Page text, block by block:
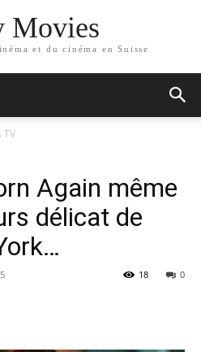
Movies
et du cinéma en Suisse
TV
Again même
délicat de
0
18